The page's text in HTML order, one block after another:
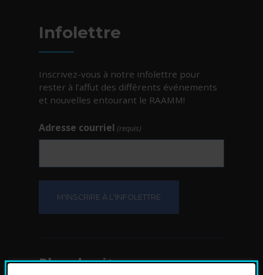
Infolettre
Inscrivez-vous à notre infolettre pour
rester à l’affut des différents événements
et nouvelles entourant le RAAMM!
Adresse courriel (requis)
Plan du site